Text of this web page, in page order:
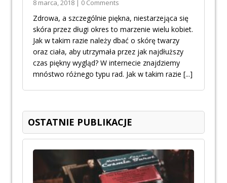
8 marca, 2018 | 0 Comments
Zdrowa, a szczególnie piękna, niestarzejąca się
skóra przez długi okres to marzenie wielu kobiet.
Jak w takim razie należy dbać o skórę twarzy
oraz ciała, aby utrzymała przez jak najdłuższy
czas piękny wygląd? W internecie znajdziemy
mnóstwo różnego typu rad. Jak w takim razie [...]
OSTATNIE PUBLIKACJE